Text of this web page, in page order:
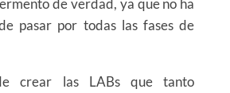
de verdad, ya que no ha
pasar por todas las fases de
crear las LABs que tanto